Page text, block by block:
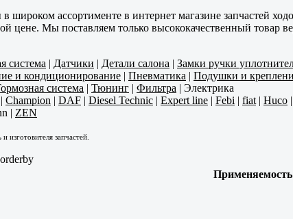
в широком ассортименте в интернет магазине
цене. Мы поставляем только высококачественный товар
система | Датчики | Детали салона | Замки ручки
и кондиционирование | Пневматика | Подушки и
система | Тюнинг | Фильтра | Электрика
| Champion | DAF | Diesel Technic | Expert line | Febi | fiat | Huco |
| ZEN
изготовителя запчастей.
Применяемость